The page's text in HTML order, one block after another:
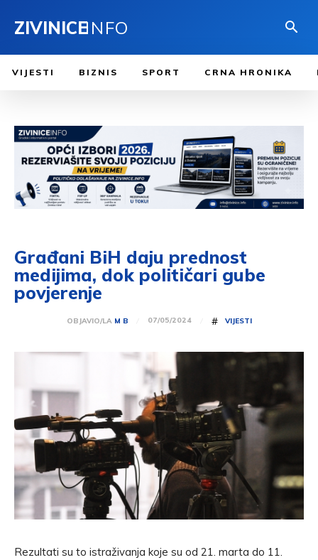
ZIVINICEINFO
VIJESTI BIZNIS SPORT CRNA HRONIKA
Građani BiH daju prednost
medijima, dok političari gube
povjerenje
OBJAVIO/LA M B 07/05/2024 # VIJESTI
Rezultati su to istraživanja koje su od 21. marta do 11.